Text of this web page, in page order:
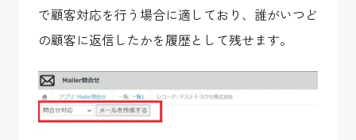
で顧客対応を行う場合に適しており、誰がいつど
の顧客に返信したかを履歴として残せます。